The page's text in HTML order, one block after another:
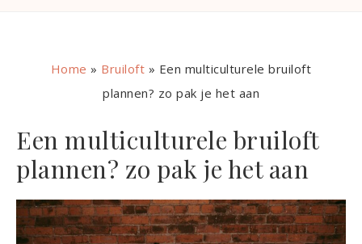
Home » Bruiloft » Een multiculturele bruiloft
plannen? zo pak je het aan
Een multiculturele bruiloft
plannen? zo pak je het aan